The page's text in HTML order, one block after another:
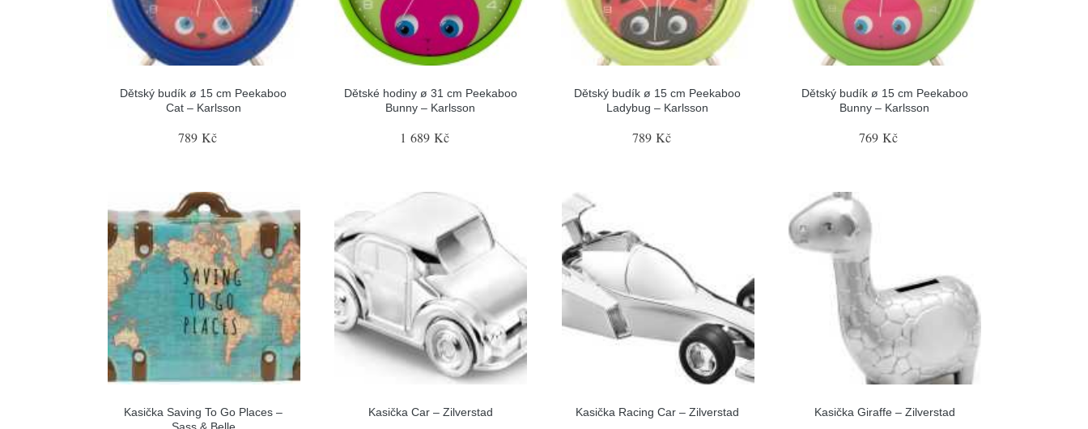
Dětský budík ø 15 cm Peekaboo
Cat – Karlsson
789 Kč
Dětské hodiny ø 31 cm Peekaboo
Bunny – Karlsson
1 689 Kč
Dětský budík ø 15 cm Peekaboo
Ladybug – Karlsson
789 Kč
Dětský budík ø 15 cm Peekaboo
Bunny – Karlsson
769 Kč
Kasička Saving To Go Places –
Kasička Car – Zilverstad Kasička Racing Car – Zilverstad Kasička Giraffe – Zilverstad